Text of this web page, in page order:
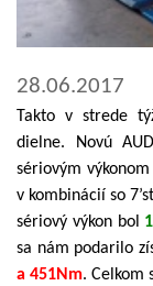
28.06.2017
Takto v strede
dielne. Novú
sériovým výkonom
v kombinácií so
sériový výkon bol
sa nám podarilo
a 451Nm. Celkom